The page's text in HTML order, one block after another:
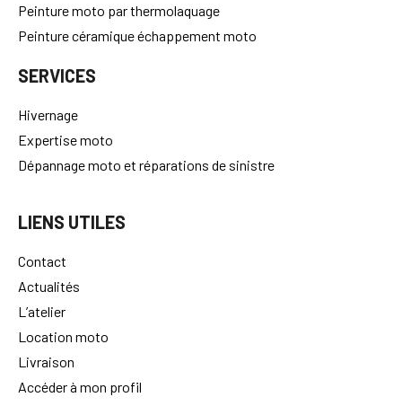
Peinture moto par thermolaquage
Peinture céramique échappement moto
SERVICES
Hivernage
Expertise moto
Dépannage moto et réparations de sinistre
LIENS UTILES
Contact
Actualités
L’atelier
Location moto
Livraison
Accéder à mon profil